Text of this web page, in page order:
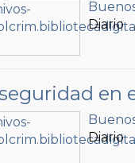
Diario
en
Diario